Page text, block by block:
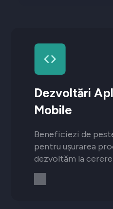
Dezvoltări
Mobile
Beneficiezi de
pentru ușurarea
dezvoltăm la